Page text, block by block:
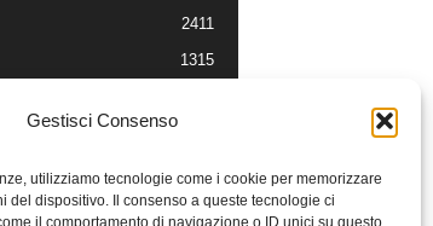
Gestisci Consenso
utilizziamo tecnologie come i cookie per memorizzare
del dispositivo. Il consenso a queste tecnologie ci
il comportamento di navigazione o ID unici su questo
2411
1315